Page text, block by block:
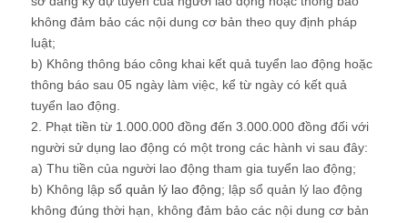
không đảm bảo các nội dung cơ bản theo quy định pháp
luật;
b) Không thông báo công khai kết quả tuyển lao động hoặc
thông báo sau 05 ngày làm việc, kể từ ngày có kết quả
tuyển lao động.
2. Phạt tiền từ 1.000.000 đồng đến 3.000.000 đồng đối với
người sử dụng lao động có một trong các hành vi sau đây:
a) Thu tiền của người lao động tham gia tuyển lao động;
b) Không lập sổ quản lý lao động; lập sổ quản lý lao động
không đúng thời hạn, không đảm bảo các nội dung cơ bản